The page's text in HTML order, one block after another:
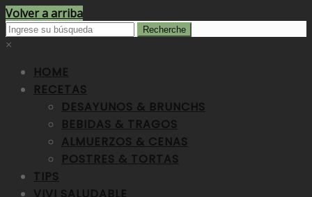
Volver a arriba
×
HOME
RECETAS
DESAYUNOS & BRUNCHS
BEBIDAS & TRAGOS
ALMUERZOS & CENAS
POSTRES & TORTAS
TIPS